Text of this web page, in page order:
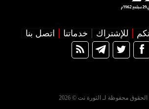
للإشتراك خدماتنا اتصل بنا
محفوظة لـ الثورة نت © 2026